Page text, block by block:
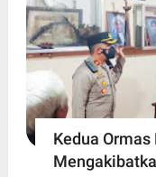
Kedua